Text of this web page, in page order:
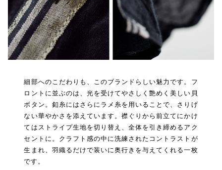
細部へのこだわりも、このブランドらしい魅力です。フ
ロントに並ぶのは、光を受けてやさしく艶めく美しい貝
ボタン。釦糸にはさらにラメ糸を用いることで、さりげ
ない華やかさを添えています。襟ぐりから前立てにかけ
てはストライプ生地を切り替え、全体を引き締めるアク
セントに。クラフト感の中に洗練されたコントラストが
生まれ、羽織るだけで装いに奥行きを与えてくれる一枚
です。